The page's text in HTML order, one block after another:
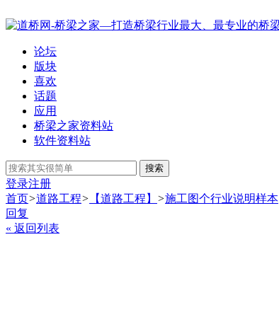
论坛
版块
喜欢
话题
应用
桥梁之家资料站
软件资料站
搜索
登录注册
首页>道路工程> 【道路工程】 >施工图个行业说明样本
回复
« 返回列表